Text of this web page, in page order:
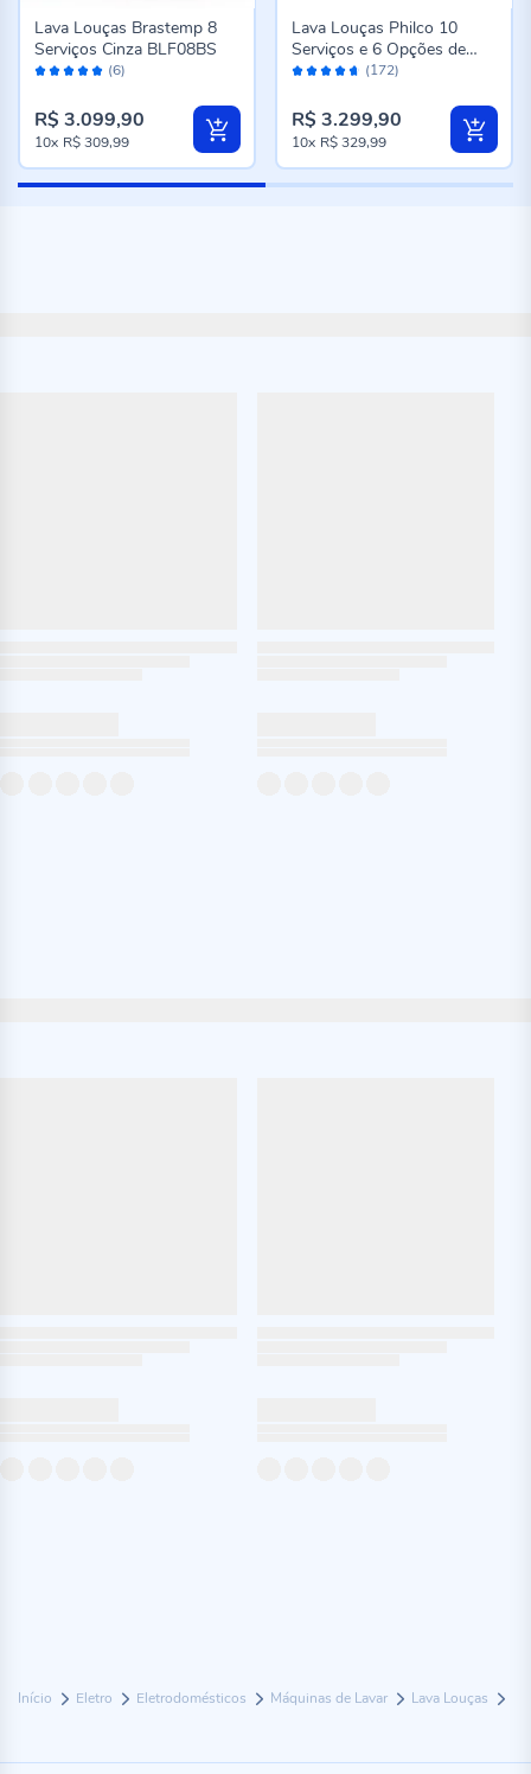
Início Eletro Eletrodomésticos Máquinas de Lavar Lava Louças
Avaliação: (6)
Lava Louças Brastemp 8
Serviços Cinza BLF08BS
R$ 3.099,90
10x R$ 309,99
Avaliação: (172)
Lava Louças Philco 10
Serviços e 6 Opções de
Lavagem PLL10
R$ 3.299,90
10x R$ 329,99